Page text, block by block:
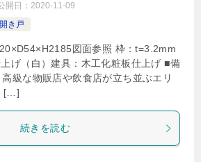
開日： 2020-11-09
き戸
図面参照 枠：t=3.2mm
げ（白）建具：木工化粧板仕上げ ■備
級な物販店や飲食店が立ち並ぶエリ
[…]
続きを読む